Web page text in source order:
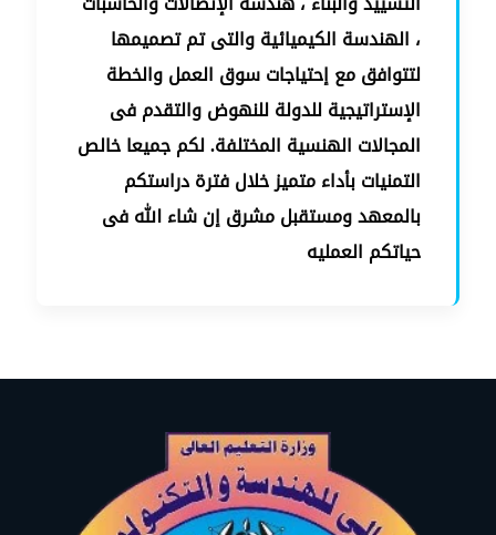
، الهندسة الكيميائية والتى تم تصميمها
لتتوافق مع إحتياجات سوق العمل والخطة
الإستراتيجية للدولة للنهوض والتقدم فى
المجالات الهنسية المختلفة. لكم جميعا خالص
التمنيات بأداء متميز خلال فترة دراستكم
بالمعهد ومستقبل مشرق إن شاء الله فى
حياتكم العمليه